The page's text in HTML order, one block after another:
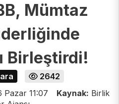
Mümtaz
Birleştirdi!
2642
Pazar 11:07 Kaynak: Birlik